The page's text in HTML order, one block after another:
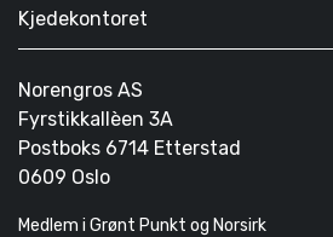
Kjedekontoret
Norengros AS
Fyrstikkallèen 3A
Postboks 6714 Etterstad
0609 Oslo
Medlem i Grønt Punkt og Norsirk